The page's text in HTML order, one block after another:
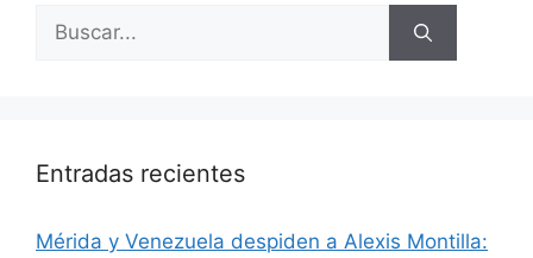
Entradas recientes
​Mérida y Venezuela despiden a Alexis Montilla: